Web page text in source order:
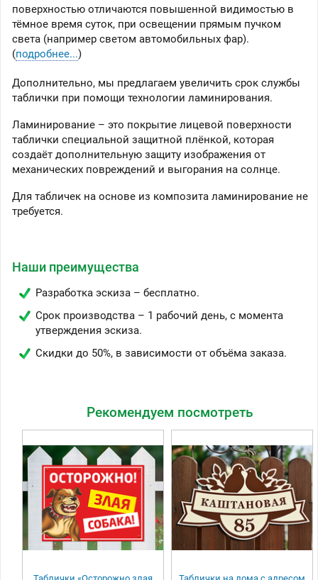
поверхностью отличаются повышенной видимостью в
тёмное время суток, при освещении прямым пучком
света (например светом автомобильных фар).
(подробнее...)
Дополнительно, мы предлагаем увеличить срок службы
таблички при помощи технологии ламинирования.
Ламинирование – это покрытие лицевой поверхности
таблички специальной защитной плёнкой, которая
создаёт дополнительную защиту изображения от
механических повреждений и выгорания на солнце.
Для табличек на основе из композита ламинирование не
требуется.
Наши преимущества
Разработка эскиза – бесплатно.
Срок производства – 1 рабочий день, с момента
утверждения эскиза.
Скидки до 50%, в зависимости от объёма заказа.
Рекомендуем посмотреть